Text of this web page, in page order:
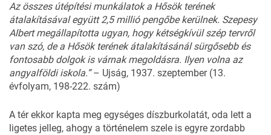
Az összes útépítési munkálatok a Hősök terének
átalakításával együtt 2,5 millió pengőbe kerülnek. Szepesy
Albert megállapította ugyan, hogy kétségkívül szép tervről
van szó, de a Hősök terének átalakításánál sürgősebb és
fontosabb dolgok is várnak megoldásra. Ilyen volna az
angyalföldi iskola.”– Ujság, 1937. szeptember (13.
évfolyam, 198-222. szám)
A tér ekkor kapta meg egységes díszburkolatát, oda lett a
ligetes jelleg, ahogy a történelem szele is egyre zordabb